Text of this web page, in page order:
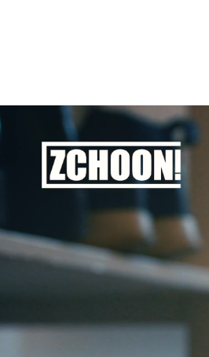
production-1708725-
Webador